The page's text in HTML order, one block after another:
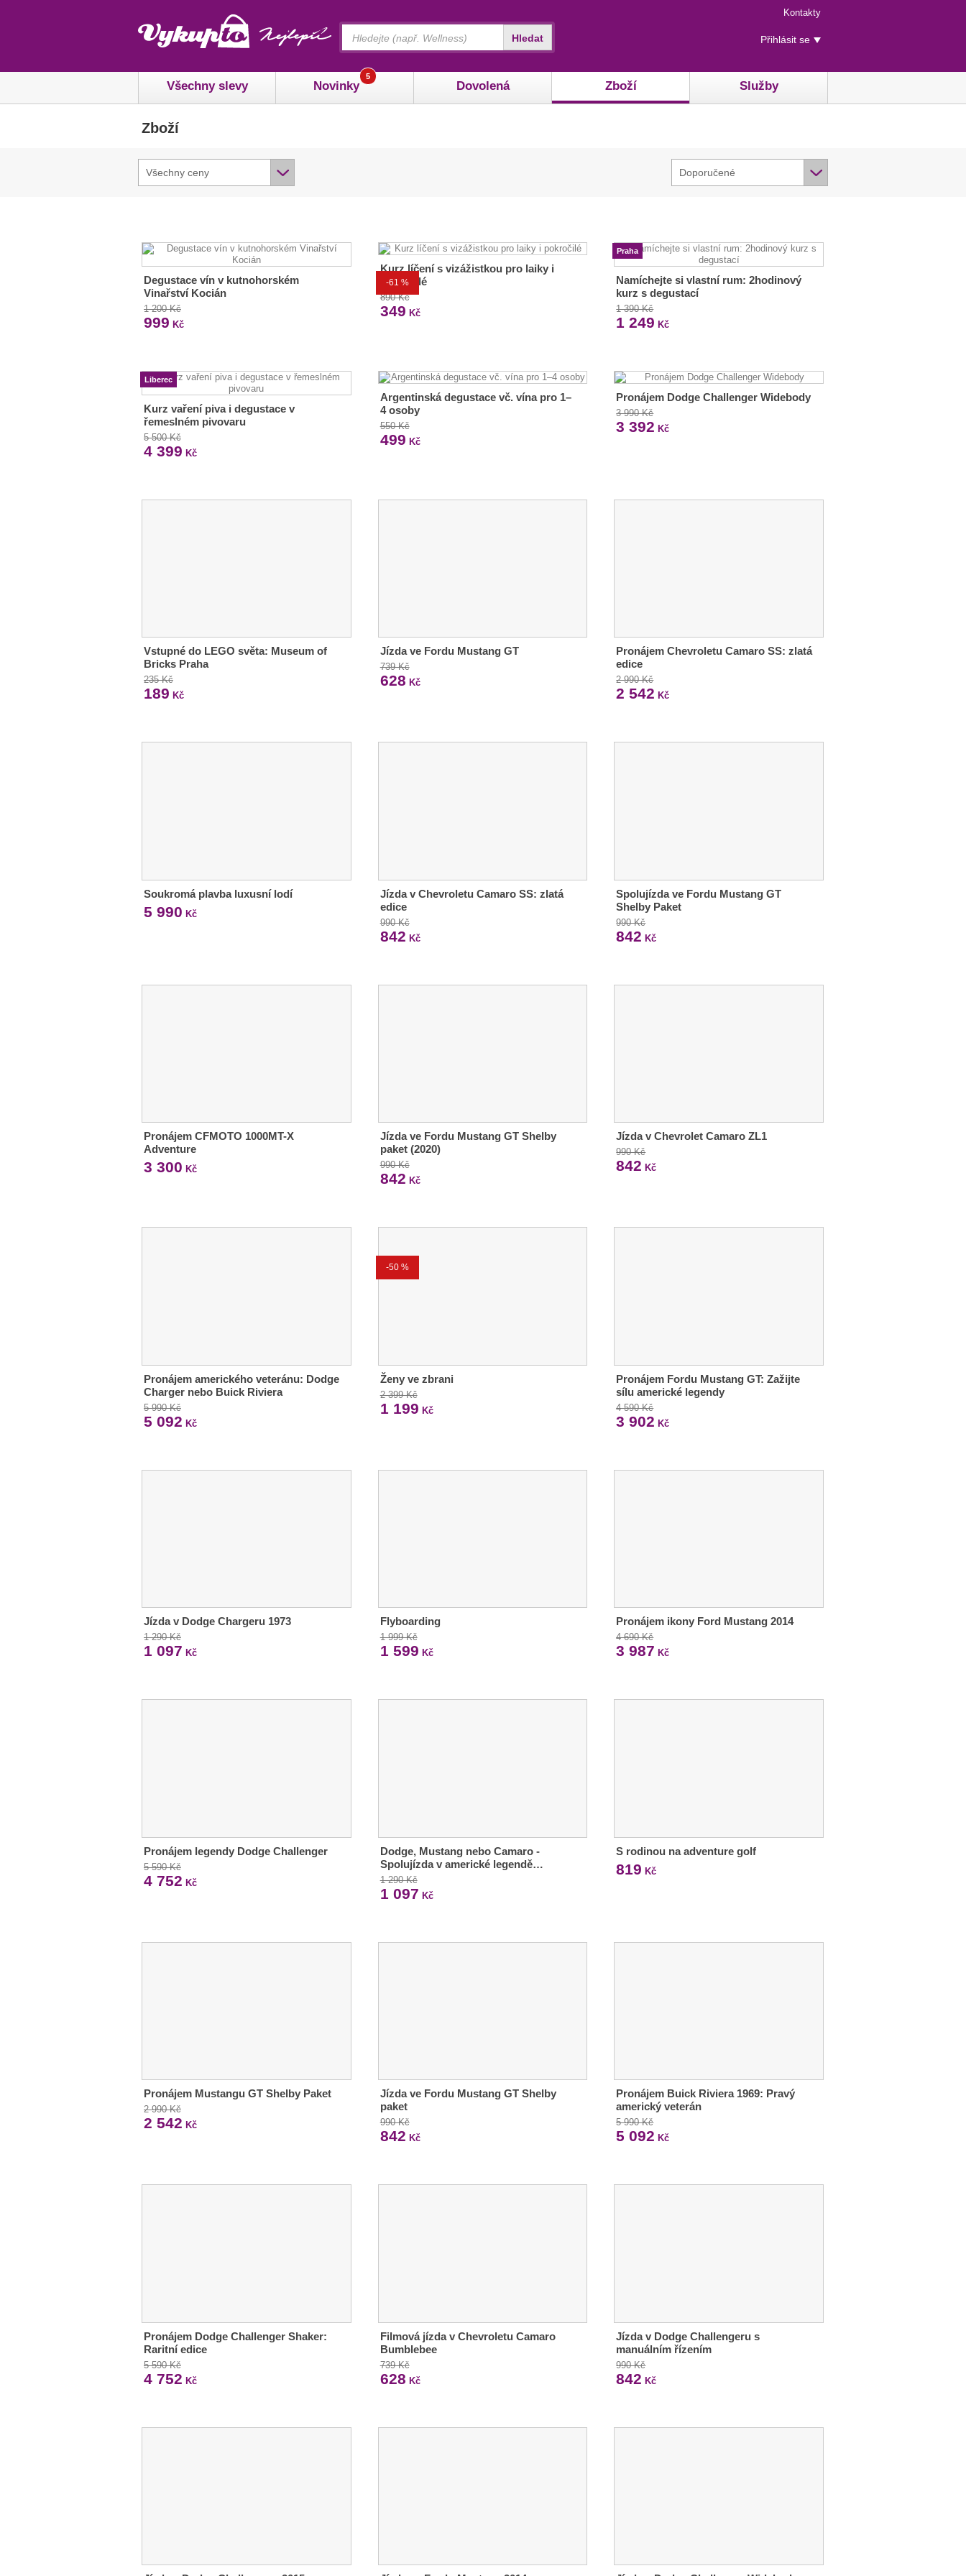
Menu
rychlého
přístupu
Kontakty
Uživatelské
menu
Přihlásit se
Všechny slevy Novinky
5
Dovolená Zboží Služby
Hledat
Zboží
Všechny ceny Doporučené
Degustace vín v kutnohorském
Vinařství Kocián
1 200 Kč
999 Kč
-61 %
Kurz líčení s vizážistkou pro laiky i
pokročilé
890 Kč
349 Kč
Praha
Namíchejte si vlastní rum: 2hodinový
kurz s degustací
1 390 Kč
1 249 Kč
Liberec
Kurz vaření piva i degustace v
řemeslném pivovaru
5 500 Kč
4 399 Kč
Argentinská degustace vč. vína pro 1–
4 osoby
550 Kč
499 Kč
Pronájem Dodge Challenger Widebody
3 990 Kč
3 392 Kč
Vstupné do LEGO světa: Museum of
Bricks Praha
235 Kč
189 Kč
Jízda ve Fordu Mustang GT
739 Kč
628 Kč
Pronájem Chevroletu Camaro SS: zlatá
edice
2 990 Kč
2 542 Kč
Soukromá plavba luxusní lodí
5 990 Kč
Jízda v Chevroletu Camaro SS: zlatá
edice
990 Kč
842 Kč
Spolujízda ve Fordu Mustang GT
Shelby Paket
990 Kč
842 Kč
Pronájem CFMOTO 1000MT-X
Adventure
3 300 Kč
Jízda ve Fordu Mustang GT Shelby
paket (2020)
990 Kč
842 Kč
Jízda v Chevrolet Camaro ZL1
990 Kč
842 Kč
Pronájem amerického veteránu: Dodge
Charger nebo Buick Riviera
5 990 Kč
5 092 Kč
-50 %
Ženy ve zbrani
2 399 Kč
1 199 Kč
Pronájem Fordu Mustang GT: Zažijte
sílu americké legendy
4 590 Kč
3 902 Kč
Jízda v Dodge Chargeru 1973
1 290 Kč
1 097 Kč
Flyboarding
1 999 Kč
1 599 Kč
Pronájem ikony Ford Mustang 2014
4 690 Kč
3 987 Kč
Pronájem legendy Dodge Challenger
5 590 Kč
4 752 Kč
Dodge, Mustang nebo Camaro -
Spolujízda v americké legendě…
1 290 Kč
1 097 Kč
S rodinou na adventure golf
819 Kč
Pronájem Mustangu GT Shelby Paket
2 990 Kč
2 542 Kč
Jízda ve Fordu Mustang GT Shelby
paket
990 Kč
842 Kč
Pronájem Buick Riviera 1969: Pravý
americký veterán
5 990 Kč
5 092 Kč
Pronájem Dodge Challenger Shaker:
Raritní edice
5 590 Kč
4 752 Kč
Filmová jízda v Chevroletu Camaro
Bumblebee
739 Kč
628 Kč
Jízda v Dodge Challengeru s
manuálním řízením
990 Kč
842 Kč